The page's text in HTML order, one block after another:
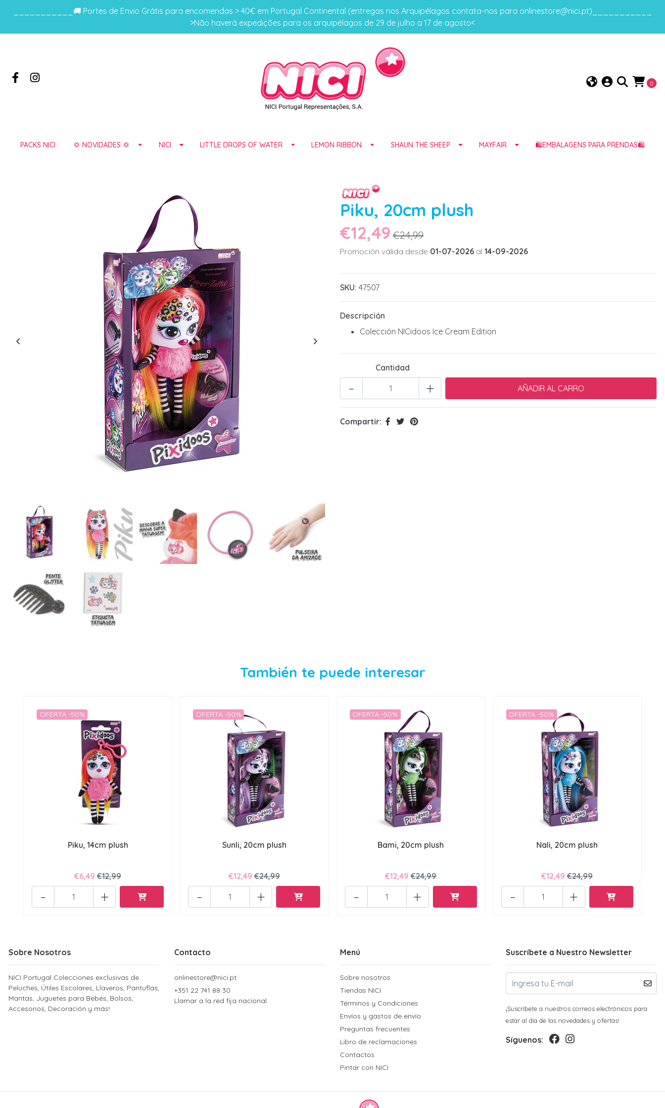
___________🚚 Portes de Envio Grátis para encomendas > 40€ em Portugal Continental (entregas nos Arquipélagos contata-nos para onlinestore@nici.pt)___________
>Não haverá expedições para os arquipélagos de 29 de julho a 17 de agosto<
0
PACKS NICI 💢 NOVIDADES 💢 NICI LITTLE DROPS OF WATER LEMON RIBBON SHAUN THE SHEEP MAYFAIR 🛍️EMBALAGENS PARA PRENDAS🛍️
Piku, 20cm plush
€12,49 €24,99
Promoción válida desde 01-07-2026 al 14-09-2026
SKU: 47507
Descripción
Colección NICidoos Ice Cream Edition
Cantidad
+
-
Compartir:
También te puede interesar
OFERTA -50%
Piku, 14cm plush
€6,49 €12,99
+
-
OFERTA -50%
Sunli, 20cm plush
€12,49 €24,99
+
-
OFERTA -50%
Bami, 20cm plush
€12,49 €24,99
+
-
OFERTA -50%
Nali, 20cm plush
€12,49 €24,99
+
-
Sobre Nosotros
NICI Portugal Colecciones exclusivas de
Peluches, Útiles Escolares, Llaveros, Pantuflas,
Mantas, Juguetes para Bebés, Bolsos,
Accesorios, Decoración y más!
Contacto
onlinestore@nici.pt
+351 22 741 88 30
Llamar a la red fija nacional
Menú
Sobre nosotros
Tiendas NICI
Términos y Condiciones
Envíos y gastos de envío
Preguntas frecuentes
Libro de reclamaciones
Contactos
Pintar con NICI
Suscríbete a Nuestro Newsletter
¡Suscríbete a nuestros correos electrónicos para
estar al día de las novedades y ofertas!
Síguenos: